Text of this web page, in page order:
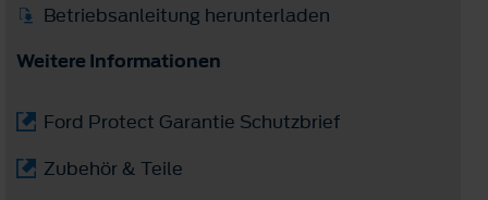
Betriebsanleitung herunterladen
Weitere Informationen
Ford Protect Garantie Schutzbrief
Zubehör & Teile